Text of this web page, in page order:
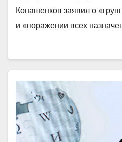
Конашенков заявил о
и «поражении всех